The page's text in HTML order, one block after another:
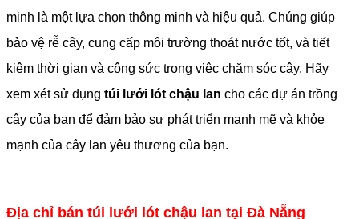
minh là một lựa chọn thông minh và hiệu quả. Chúng giúp
bảo vệ rễ cây, cung cấp môi trường thoát nước tốt, và tiết
kiệm thời gian và công sức trong việc chăm sóc cây. Hãy
xem xét sử dụng túi lưới lót chậu lan cho các dự án trồng
cây của bạn để đảm bảo sự phát triển mạnh mẽ và khỏe
mạnh của cây lan yêu thương của bạn.
Địa chỉ bán túi lưới lót chậu lan tại Đà Nẵng